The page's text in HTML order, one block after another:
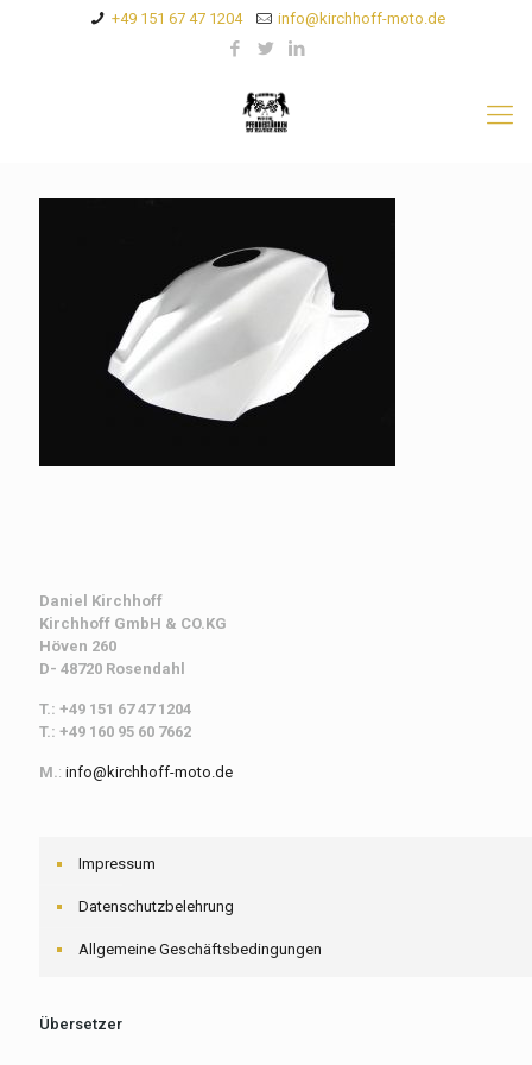
+49 151 67 47 1204 info@kirchhoff-moto.de
Daniel Kirchhoff
Kirchhoff GmbH & CO.KG
Höven 260
D- 48720 Rosendahl
T.: +49 151 67 47 1204
T.: +49 160 95 60 7662
M.: info@kirchhoff-moto.de
Impressum
Datenschutzbelehrung
Allgemeine Geschäftsbedingungen
Übersetzer